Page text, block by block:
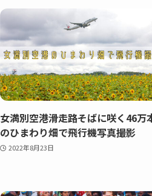
女満別空港滑走路そばに咲く46万
のひまわり畑で飛行機写真撮影
2022年8月23日